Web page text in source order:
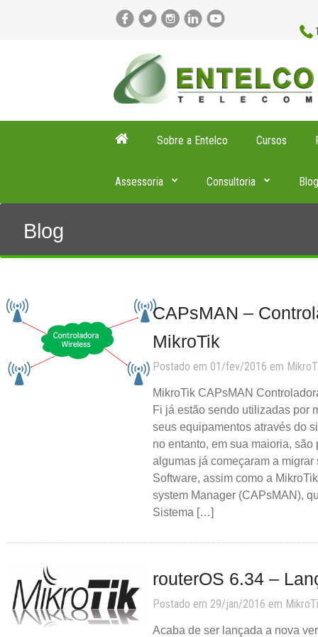
Sobre a Entelco Cursos
Assessoria Consultoria Blog
Blog
CAPsMAN –
MikroTik
Postado em 01/fev/2016 em
MikroTik CAPsMAN
Fi já estão sendo utilizadas por
seus equipamentos através do
no entanto, em sua maioria, são
algumas já começaram a migrar
Software, assim como a
system Manager (CAPsMAN),
Sistema […]
routerOS 6.34 –
Postado em 29/jan/2016 em
Acaba de ser lançada a nova